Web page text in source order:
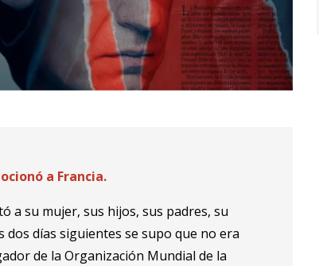
a Francia.
a su mujer, sus hijos, sus padres, su
días siguientes se supo que no era
de la Organización Mundial de la